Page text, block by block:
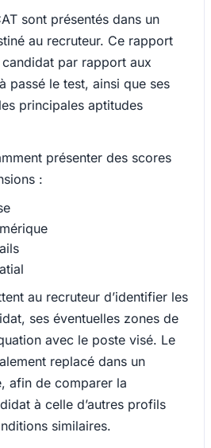
sont présentés dans un
au recruteur. Ce rapport
par rapport aux
passé le test, ainsi que ses
principales aptitudes
présenter des scores
:
au recruteur d’identifier les
ses éventuelles zones de
avec le poste visé. Le
replacé dans un
afin de comparer la
à celle d’autres profils
similaires.